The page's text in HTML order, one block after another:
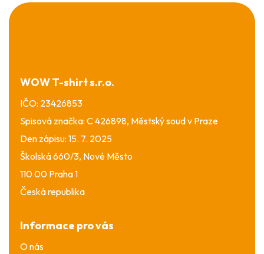
Z
á
WOW T-shirt s.r.o.
IČO: 23426853
Spisová značka: C 426898, Městský soud v Praze
Den zápisu: 15. 7. 2025
Školská 660/3, Nové Město
110 00 Praha 1
Česká republika
Informace pro vás
O nás